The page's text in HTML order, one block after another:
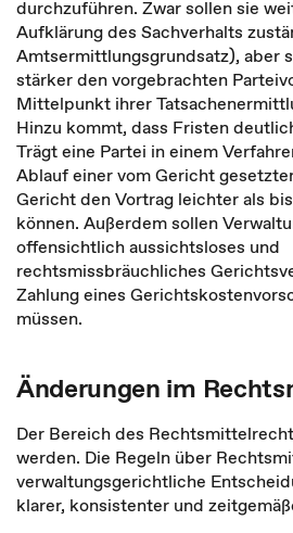
durchzuführen. Zwar sollen sie
Aufklärung des Sachverhalts
Amtsermittlungsgrundsatz), aber
stärker den vorgebrachten
Mittelpunkt ihrer
Hinzu kommt, dass Fristen
Trägt eine Partei in einem
Ablauf einer vom Gericht
Gericht den Vortrag leichter als
können. Außerdem sollen
offensichtlich aussichtsloses und
rechtsmissbräuchliches
Zahlung eines
müssen.
Änderungen im
Der Bereich des
werden. Die Regeln über
verwaltungsgerichtliche
klarer, konsistenter und